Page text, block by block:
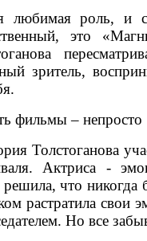
любимая роль, и
это
зритель,
фильмы – непросто
Толстоганова
Актриса -
решила, что
растратила свои
Но все